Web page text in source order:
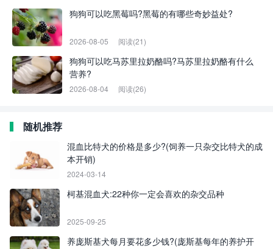
狗狗可以吃黑莓吗?黑莓的有哪些奇妙益处?
2026-08-05 阅读(21)
狗狗可以吃马苏里拉奶酪吗?马苏里拉奶酪有什么
营养?
2026-08-04 阅读(26)
随机推荐
混血比特犬的价格是多少?(饲养一只杂交比特犬的成
本开销)
2024-03-14
柯基混血犬:22种你一定会喜欢的杂交品种
2025-09-25
养庞斯基犬每月要花多少钱?(庞斯基每年的养护开